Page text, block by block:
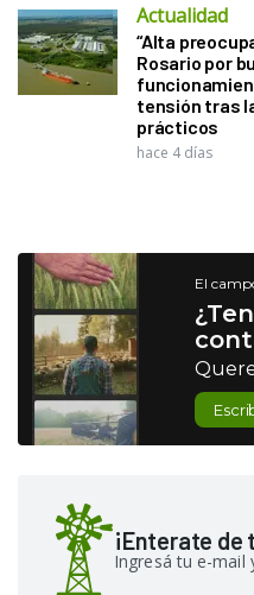
Actualidad
“Alta
Rosario por
tensión tras
prácticos
hace 4 días
El
¡Enterate de
Ingresá tu e-mail